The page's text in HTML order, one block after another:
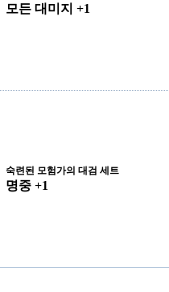
모든 대미지 +1
숙련된 모험가의 대검 세트
명중 +1